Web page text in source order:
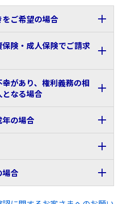
ービス
Web約款）
操
ト
リティ
サービス向上の取組み
ご希望の場合
ご希望の場合は、こちらの
まの意思確認書類
認書類
に書類や法人印が必要となる場
もの＞
した委任状
険・成人保険でご請求
険・成人保険でご請求の場
なります。
を確認できる書類
があり、権利義務の相
なる場合
もの＞
届
方全員の協議により代表者
者選定届が必要となります
場合、代表者選定届の提出
の場合
の場合は、未成年者の親権
のうえ、こちらの書類も必
まの続柄を確認できる書類
こちらの書類も必要になり
場合
場合は、こちらの書類も必要